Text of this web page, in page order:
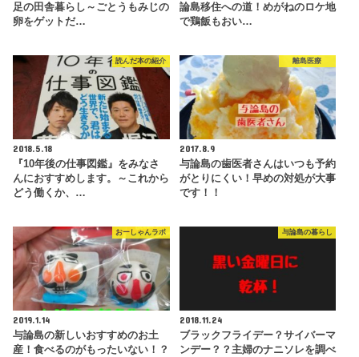
足の田舎暮らし～ごとうもみじの
卵をゲットだ…
論島移住への道！めがねのロケ地
で鶏飯もおい…
読んだ本の紹介
2018.5.18
『10年後の仕事図鑑』をみなさ
んにおすすめします。～これから
どう働くか、…
離島医療
2017.8.9
与論島の歯医者さんはいつも予約
がとりにくい！早めの対処が大事
です！！
おーしゃんラボ
2019.1.14
与論島の新しいおすすめのお土
産！食べるのがもったいない！？
与論島の暮らし
2018.11.24
ブラックフライデー？サイバーマ
ンデー？？主婦のナニソレを調べ